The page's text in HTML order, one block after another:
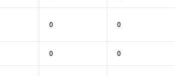
0 0
0 0